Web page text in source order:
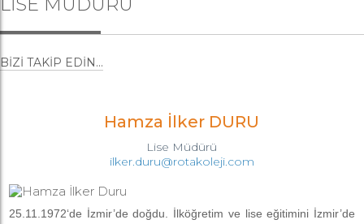
BIZI TAKIP EDIN...
Hamza İlker DURU
Lise Müdürü
ilker.duru@rotakoleji.com
25.11.1972‘de İzmir’de doğdu. İlköğretim ve lise eğitimini İzmir’de